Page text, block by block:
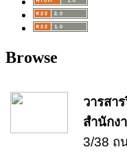
Browse
วารสา
สำนักง
3/38 ถ